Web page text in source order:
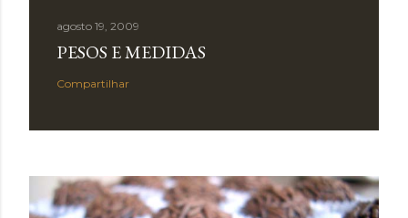
agosto 19, 2009
PESOS E MEDIDAS
Compartilhar